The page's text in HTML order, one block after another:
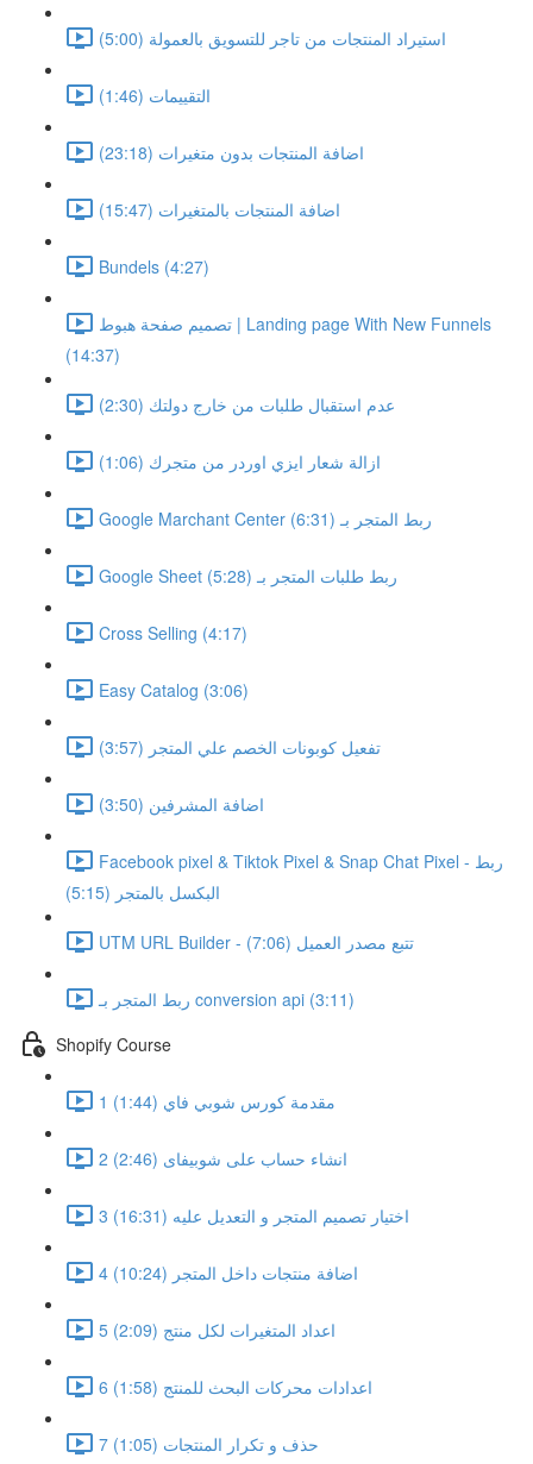
استيراد المنتجات من تاجر للتسويق بالعمولة (5:00)
التقييمات (1:46)
اضافة المنتجات بدون متغيرات (23:18)
اضافة المنتجات بالمتغيرات (15:47)
Bundels (4:27)
تصميم صفحة هبوط | Landing page With New Funnels
(14:37)
عدم استقبال طلبات من خارج دولتك (2:30)
ازالة شعار ايزي اوردر من متجرك (1:06)
Google Marchant Center ربط المتجر بـ (6:31)
Google Sheet ربط طلبات المتجر بـ (5:28)
Cross Selling (4:17)
Easy Catalog (3:06)
تفعيل كوبونات الخصم علي المتجر (3:57)
اضافة المشرفين (3:50)
Facebook pixel & Tiktok Pixel & Snap Chat Pixel - ربط
البكسل بالمتجر (5:15)
UTM URL Builder - تتبع مصدر العميل (7:06)
ربط المتجر بـ conversion api (3:11)
Shopify Course
1 مقدمة كورس شوبي فاي (1:44)
2 انشاء حساب على شوبيفاى (2:46)
3 اختيار تصميم المتجر و التعديل عليه (16:31)
4 اضافة منتجات داخل المتجر (10:24)
5 اعداد المتغيرات لكل منتج (2:09)
6 اعدادات محركات البحث للمنتج (1:58)
7 حذف و تكرار المنتجات (1:05)